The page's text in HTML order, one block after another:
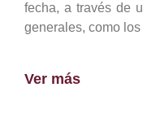
fecha, a través de
generales, como
Ver más